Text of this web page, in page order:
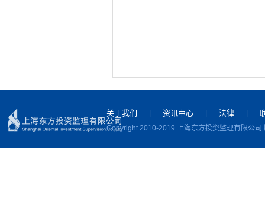
关于我们 资讯中心 法律
Copyright 2010-2019 上海东方投资监理有限公司